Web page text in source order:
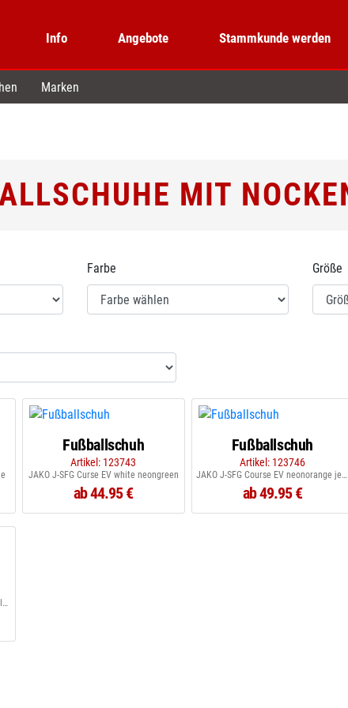
Info Angebote Stammkunde werden
Marken
MIT NOCKEN
Farbe Größe
Fußballschuh
Artikel: 123743
JAKO J-SFG Curse EV white neongreen
ab 44.95 €
Fußballschuh
Artikel: 123746
JAKO J-SFG Course EV neonorange jetblack
ab 49.95 €
JAKO J-SFG Signature Stolle neonyellow jetblack